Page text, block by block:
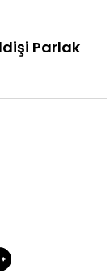
Parlak